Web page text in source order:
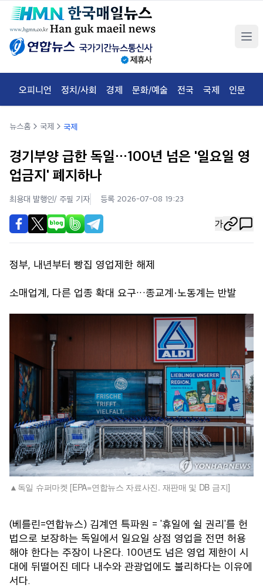
오피니언 정치/사회 경제 문화/예술 전국 국제 인문
뉴스홈 국제 국제
경기부양 급한 독일…100년 넘은 '일요일 영
업금지' 폐지하나
최용대 발행인/ 주필 기자 등록 2026-07-08 19:23
가
정부, 내년부터 빵집 영업제한 해제
소매업계, 다른 업종 확대 요구…종교계·노동계는 반발
독일 슈퍼마켓 [EPA=연합뉴스 자료사진. 재판매 및 DB 금지]
(베를린=연합뉴스) 김계연 특파원 = '휴일에 쉴 권리'를 헌
법으로 보장하는 독일에서 일요일 상점 영업을 전면 허용
해야 한다는 주장이 나온다. 100년도 넘은 영업 제한이 시
대에 뒤떨어진 데다 내수와 관광업에도 불리하다는 이유에
서다.